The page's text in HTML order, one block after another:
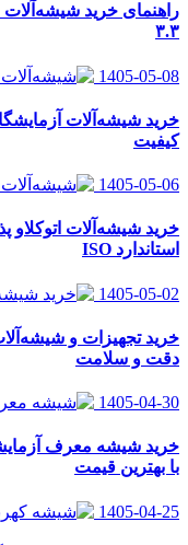
راهنمای خرید
۳.۳
1405-05-08
کیفیت
1405-05-06
خرید شیشه‌آلات اتوکلاو
استاندارد ISO
1405-05-02
خرید تجهیزات و
دقت و سلامت
1405-04-30
خرید شیشه معرف
با بهترین قیمت
1405-04-25